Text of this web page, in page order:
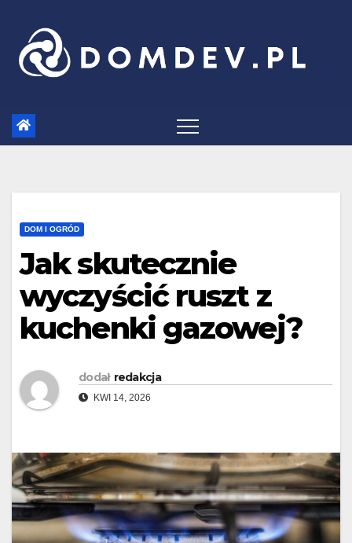
content
DOM I OGRÓD
Jak skutecznie
wyczyścić ruszt z
kuchenki gazowej?
dodał redakcja
KWI 14, 2026